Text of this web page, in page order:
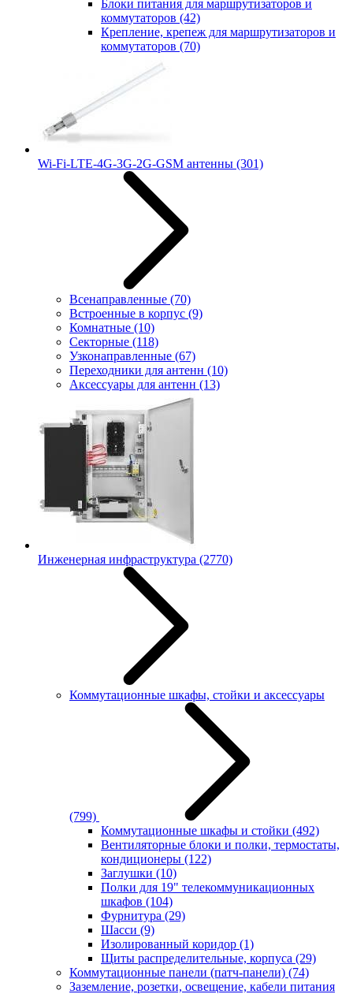
Блоки питания для маршрутизаторов и
коммутаторов (42)
Крепление, крепеж для маршрутизаторов и
коммутаторов (70)
Wi-Fi-LTE-4G-3G-2G-GSM антенны (301)
Всенаправленные (70)
Встроенные в корпус (9)
Комнатные (10)
Секторные (118)
Узконаправленные (67)
Переходники для антенн (10)
Аксессуары для антенн (13)
Инженерная инфраструктура (2770)
Коммутационные шкафы, стойки и аксессуары
(799)
Коммутационные шкафы и стойки (492)
Вентиляторные блоки и полки, термостаты,
кондиционеры (122)
Заглушки (10)
Полки для 19" телекоммуникационных
шкафов (104)
Фурнитура (29)
Шасси (9)
Изолированный коридор (1)
Щиты распределительные, корпуса (29)
Коммутационные панели (патч-панели) (74)
Заземление, розетки, освещение, кабели питания